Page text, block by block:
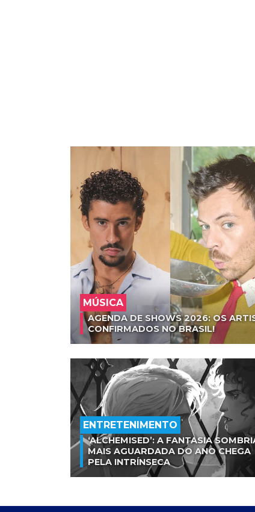
MÚSICA
AGENDA DE SHOWS 2026: OS
CONFIRMADOS NO BRASIL!
ENTRETENIMENTO
‘ALCHEMISED’: A FANTASIA
MAIS AGUARDADA DO ANO CHEGA
PELA INTRÍNSECA